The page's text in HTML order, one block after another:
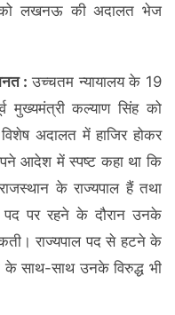
को लखनऊ की अदालत भेज
:उच्चतम न्यायालय के 19
मुख्यमंत्री कल्याण सिंह को
अदालत में हाजिर होकर
आदेश में स्पष्ट कहा था कि
के राज्यपाल हैं तथा
पर रहने के दौरान उनके
राज्यपाल पद से हटने के
के साथ-साथ उनके विरुद्ध भी